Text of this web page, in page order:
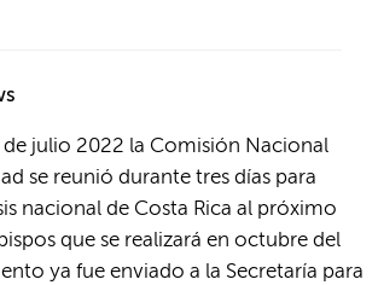
de julio 2022 la Comisión Nacional
se reunió durante tres días para
nacional de Costa Rica al próximo
que se realizará en octubre del
ya fue enviado a la Secretaría para